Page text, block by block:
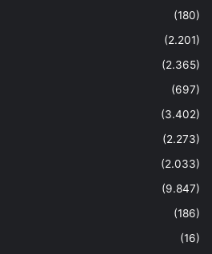
(180)
(2.201)
(2.365)
(697)
(3.402)
(2.273)
(2.033)
(9.847)
(186)
(16)